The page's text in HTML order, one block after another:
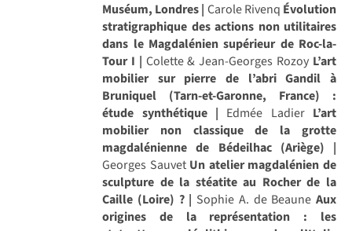
Muséum, Londres | Carole Rivenq Évolution
stratigraphique des actions non utilitaires
dans le Magdalénien supérieur de Roc-la-
Tour I | Colette & Jean-Georges Rozoy L’art
mobilier sur pierre de l’abri Gandil à
Bruniquel (Tarn-et-Garonne, France) :
étude synthétique | Edmée Ladier L’art
mobilier non classique de la grotte
magdalénienne de Bédeilhac (Ariège) |
Georges Sauvet Un atelier magdalénien de
sculpture de la stéatite au Rocher de la
Caille (Loire) ? | Sophie A. de Beaune Aux
origines de la représentation : les